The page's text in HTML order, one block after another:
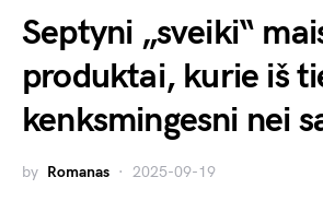
Septyni „sveiki“
produktai, kurie iš
kenksmingesni nei
by Romanas 2025-09-19